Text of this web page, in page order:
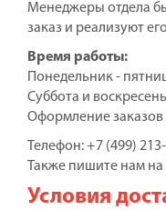
Менеджеры отдела
заказ и реализуют
Время работы:
Понедельник -
Суббота и
Оформление заказов
Телефон: +7 (499)
Также пишите нам на
Условия